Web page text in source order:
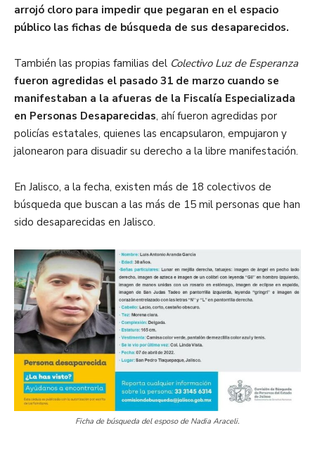
arrojó cloro para impedir que pegaran en el espacio
público las fichas de búsqueda de sus desaparecidos.
También las propias familias del Colectivo Luz de Esperanza
fueron agredidas el pasado 31 de marzo cuando se
manifestaban a la afueras de la Fiscalía Especializada
en Personas Desaparecidas, ahí fueron agredidas por
policías estatales, quienes las encapsularon, empujaron y
jalonearon para disuadir su derecho a la libre manifestación.
En Jalisco, a la fecha, existen más de 18 colectivos de
búsqueda que buscan a las más de 15 mil personas que han
sido desaparecidas en Jalisco.
Ficha de búsqueda del esposo de Nadia Araceli.